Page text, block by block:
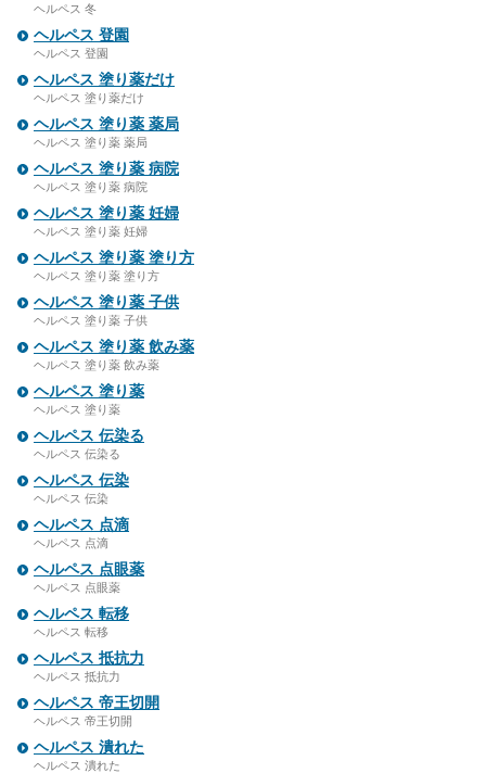
ヘルペス 冬
ヘルペス 登園
ヘルペス 登園
ヘルペス 塗り薬だけ
ヘルペス 塗り薬だけ
ヘルペス 塗り薬 薬局
ヘルペス 塗り薬 薬局
ヘルペス 塗り薬 病院
ヘルペス 塗り薬 病院
ヘルペス 塗り薬 妊婦
ヘルペス 塗り薬 妊婦
ヘルペス 塗り薬 塗り方
ヘルペス 塗り薬 塗り方
ヘルペス 塗り薬 子供
ヘルペス 塗り薬 子供
ヘルペス 塗り薬 飲み薬
ヘルペス 塗り薬 飲み薬
ヘルペス 塗り薬
ヘルペス 塗り薬
ヘルペス 伝染る
ヘルペス 伝染る
ヘルペス 伝染
ヘルペス 伝染
ヘルペス 点滴
ヘルペス 点滴
ヘルペス 点眼薬
ヘルペス 点眼薬
ヘルペス 転移
ヘルペス 転移
ヘルペス 抵抗力
ヘルペス 抵抗力
ヘルペス 帝王切開
ヘルペス 帝王切開
ヘルペス 潰れた
ヘルペス 潰れた